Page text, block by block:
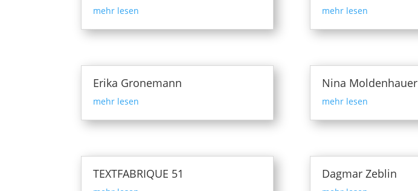
mehr lesen
Erika Gronemann
mehr lesen
TEXTFABRIQUE 51
mehr lesen
Nina Moldenhauer
mehr lesen
Dagmar Zeblin